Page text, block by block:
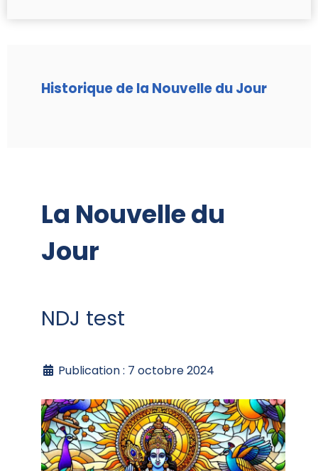
Historique de la Nouvelle du Jour
La Nouvelle du
Jour
NDJ test
Publication : 7 octobre 2024